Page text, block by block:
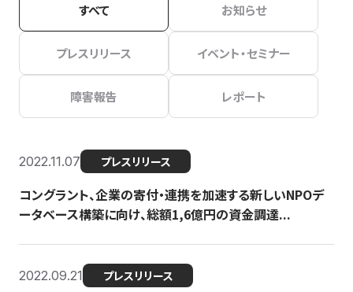
すべて お知らせ
プレスリリース イベント・セミナー
障害報告 レポート
2022.11.07 プレスリリース
コングラント、企業の寄付・連携を加速する新しいNPOデ
ータベース構築に向け、総額1,6億円の資金調達...
2022.09.21 プレスリリース